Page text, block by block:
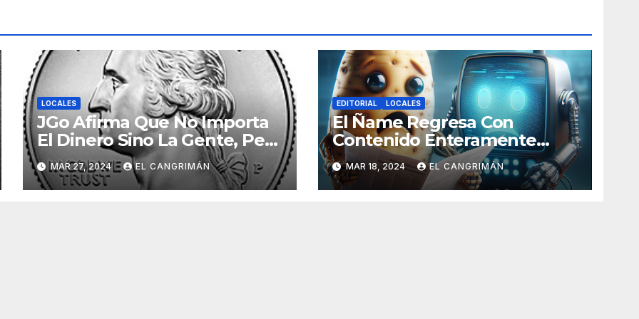
LOCALES
JGo Afirma Que No Importa
El Dinero Sino La Gente, Pero
Pregunta: «¿De Verdad No
Tendrán Una Pejetita?»
MAR 27, 2024 EL CANGRIMÁN
EDITORIAL LOCALES
El Ñame Regresa Con
Contenido Enteramente
Generado Por Inteligencia
Artificial
MAR 18, 2024 EL CANGRIMÁN